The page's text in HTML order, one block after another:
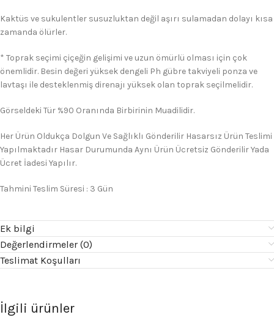
Kaktüs ve sukulentler susuzluktan değil aşırı sulamadan dolayı kısa
zamanda ölürler.
* Toprak seçimi çiçeğin gelişimi ve uzun ömürlü olması için çok
önemlidir. Besin değeri yüksek dengeli Ph gübre takviyeli ponza ve
lavtaşı ile desteklenmiş direnajı yüksek olan toprak seçilmelidir.
Görseldeki Tür %90 Oranında Birbirinin Muadilidir.
Her Ürün Oldukça Dolgun Ve Sağlıklı Gönderilir Hasarsız Ürün Teslimi
Yapılmaktadır Hasar Durumunda Aynı Ürün Ücretsiz Gönderilir Yada
Ücret İadesi Yapılır.
Tahmini Teslim Süresi : 3 Gün
Ek bilgi
Değerlendirmeler (0)
Teslimat Koşulları
İlgili ürünler